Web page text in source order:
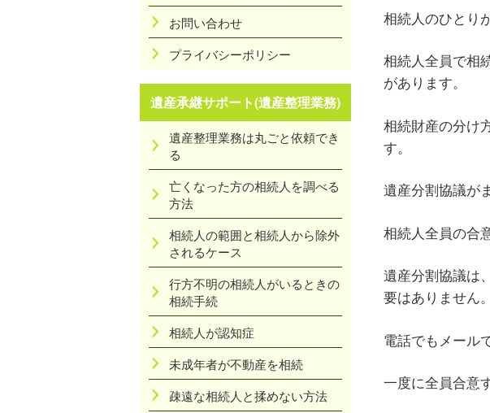
相続人のひとり
相続人全員で相
があります。
相続財産の分け
す。
遺産分割協議が
相続人全員の合
遺産分割協議は
要はありません。
電話でもメール
一度に全員合意
お問い合わせ
プライバシーポリシー
遺産承継サポート(遺産整理業務)
遺産整理業務は丸ごと依頼でき
る
亡くなった方の相続人を調べる
方法
相続人の範囲と相続人から除外
されるケース
行方不明の相続人がいるときの
相続手続
相続人が認知症
未成年者が不動産を相続
疎遠な相続人と揉めない方法